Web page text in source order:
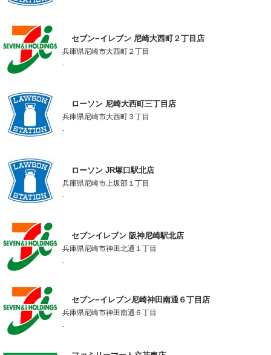
セブン−イレブン 尼崎大西町２丁目店
兵庫県尼崎市大西町２丁目
-
ローソン 尼崎大西町三丁目店
兵庫県尼崎市大西町３丁目
-
ローソン JR塚口駅北店
兵庫県尼崎市上坂部１丁目
-
セブンイレブン 阪神尼崎駅北店
兵庫県尼崎市神田北通１丁目
-
セブン−イレブン尼崎神田南通６丁目店
兵庫県尼崎市神田南通６丁目
-